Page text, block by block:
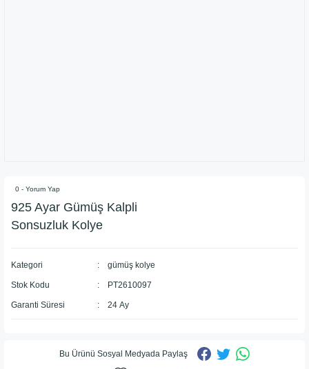
0 - Yorum Yap
925 Ayar Gümüş Kalpli
Sonsuzluk Kolye
Kategori gümüş kolye
Stok Kodu PT2610097
Garanti Süresi 24 Ay
Bu Ürünü Sosyal Medyada Paylaş